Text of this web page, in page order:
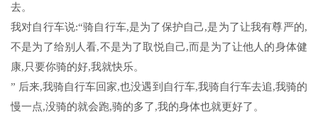
去。
我对自行车说:“骑自行车,是为了保护自己,是为了让我有尊严的,
不是为了给别人看,不是为了取悦自己,而是为了让他人的身体健
康,只要你骑的好,我就快乐。
” 后来,我骑自行车回家,也没遇到自行车,我骑自行车去追,我骑的
慢一点,没骑的就会跑,骑的多了,我的身体也就更好了。